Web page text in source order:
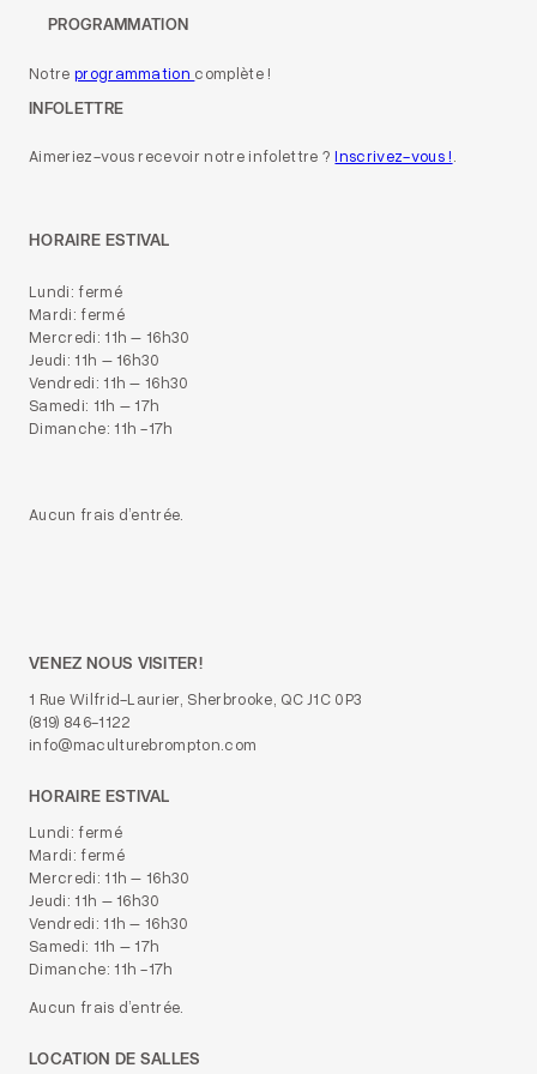
PROGRAMMATION
Notre programmation complète !
INFOLETTRE
Aimeriez-vous recevoir notre infolettre ?Inscrivez-vous !.
HORAIRE ESTIVAL
Lundi: fermé
Mardi: fermé
Mercredi: 11h – 16h30
Jeudi: 11h – 16h30
Vendredi: 11h – 16h30
Samedi: 11h – 17h
Dimanche: 11h -17h
Aucun frais d’entrée.
VENEZ NOUS VISITER!
1 Rue Wilfrid-Laurier, Sherbrooke, QC J1C 0P3
(819) 846-1122
info@maculturebrompton.com
HORAIRE ESTIVAL
Lundi: fermé
Mardi: fermé
Mercredi: 11h – 16h30
Jeudi: 11h – 16h30
Vendredi: 11h – 16h30
Samedi: 11h – 17h
Dimanche: 11h -17h
Aucun frais d’entrée.
LOCATION DE SALLES